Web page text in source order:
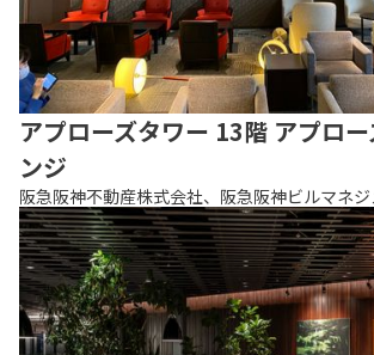
アプローズタワー 13階 アプロ
ンジ
阪急阪神不動産株式会社、阪急阪神ビルマネ